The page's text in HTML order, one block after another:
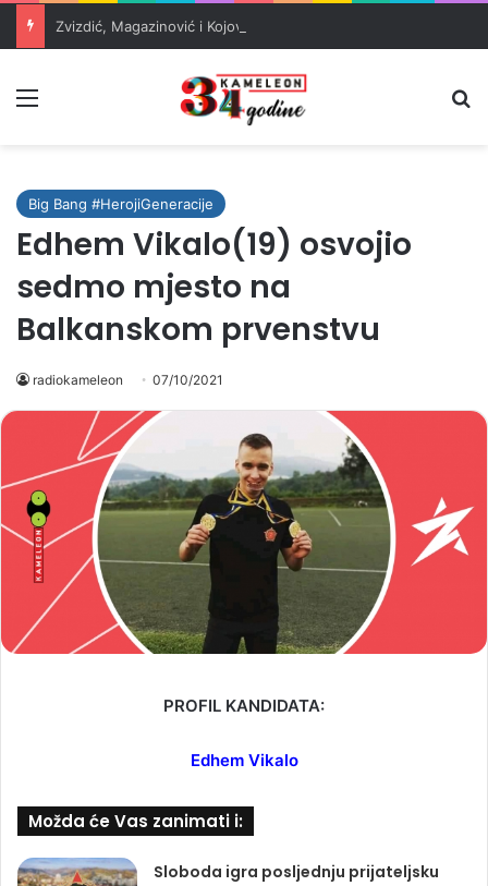
Big Bang #HerojiGeneracije
Edhem Vikalo(19) osvojio
sedmo mjesto na
Balkanskom prvenstvu
radiokameleon 07/10/2021
PROFIL KANDIDATA:
Edhem Vikalo
Možda će Vas zanimati i:
Sloboda igra posljednju prijateljsku